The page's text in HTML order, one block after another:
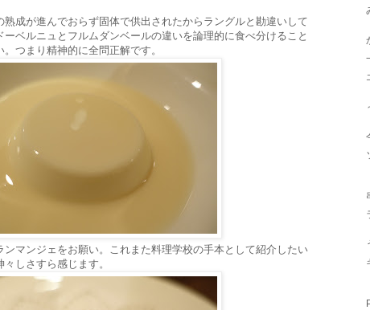
成が進んでおらず固体で供出されたからラングルと勘違いして
ーベルニュとフルムダンベールの違いを論理的に食べ分けること
つまり精神的に全問正解です。
マンジェをお願い。これまた料理学校の手本として紹介したい
しさすら感じます。